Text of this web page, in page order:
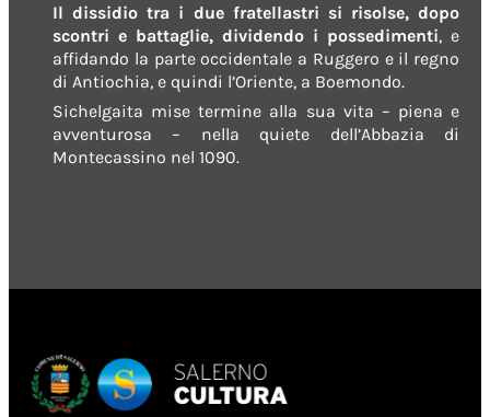
Il dissidio tra i due fratellastri si risolse, dopo
scontri e battaglie, dividendo i possedimenti, e
affidando la parte occidentale a Ruggero e il regno
di Antiochia, e quindi l’Oriente, a Boemondo.
Sichelgaita mise termine alla sua vita – piena e
avventurosa – nella quiete dell’Abbazia di
Montecassino nel 1090.